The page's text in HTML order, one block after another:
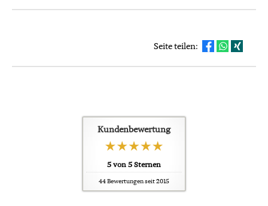
Seite teilen:
Kundenbewertung
5 von 5 Sternen
44Bewertungen seit 2015